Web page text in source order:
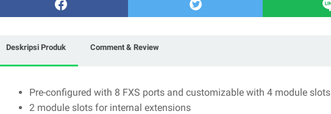
Deskripsi Produk Comment & Review
Pre-configured with 8 FXS ports and customizable with 4 module slots
2 module slots for internal extensions